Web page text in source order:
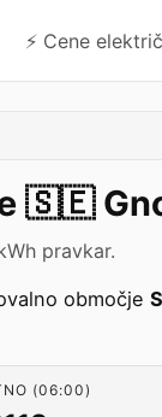
⚡️ Cene
🇸🇪
pravkar.
območje
(06:00)